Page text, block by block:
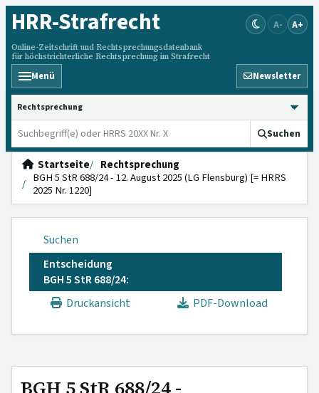
HRR-Strafrecht
Online-Zeitschrift und Rechtsprechungsdatenbank
für höchstrichterliche Rechtsprechung im Strafrecht
A- A+
Menü Newsletter
HRRS durchsuchen
Suchen
Startseite
Rechtsprechung
BGH 5 StR 688/24 - 12. August 2025 (LG Flensburg) [= HRRS
2025 Nr. 1220]
Suchen
Entscheidung
BGH 5 StR 688/24:
Druckansicht
PDF-Download